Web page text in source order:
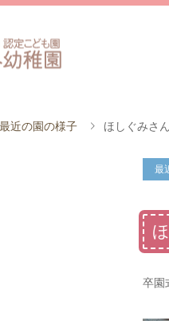
最近の園の様子 ほしぐみさ
最
卒園